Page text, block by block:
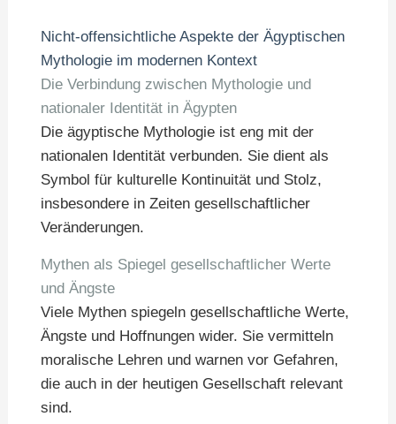
Nicht-offensichtliche Aspekte der Ägyptischen
Mythologie im modernen Kontext
Die Verbindung zwischen Mythologie und
nationaler Identität in Ägypten
Die ägyptische Mythologie ist eng mit der
nationalen Identität verbunden. Sie dient als
Symbol für kulturelle Kontinuität und Stolz,
insbesondere in Zeiten gesellschaftlicher
Veränderungen.
Mythen als Spiegel gesellschaftlicher Werte
und Ängste
Viele Mythen spiegeln gesellschaftliche Werte,
Ängste und Hoffnungen wider. Sie vermitteln
moralische Lehren und warnen vor Gefahren,
die auch in der heutigen Gesellschaft relevant
sind.